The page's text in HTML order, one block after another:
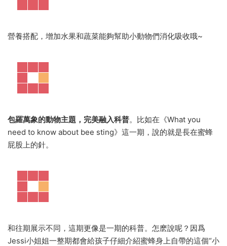
營養搭配，增加水果和蔬菜能夠幫助小動物們消化吸收哦~
包羅萬象的動物主題，完美融入科普。比如在《What you
need to know about bee sting》這一期，說的就是長在蜜蜂
屁股上的針。
和往期展示不同，這期更像是一期的科普。怎麽說呢？因爲
Jessi小姐姐一整期都會給孩子仔細介紹蜜蜂身上自帶的這個“小